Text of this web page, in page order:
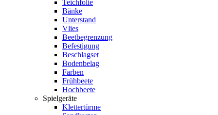
Teichfolie
Bänke
Unterstand
Vlies
Beetbegrenzung
Befestigung
Beschlagset
Bodenbelag
Farben
Frühbeete
Hochbeete
Spielgeräte
Klettertürme